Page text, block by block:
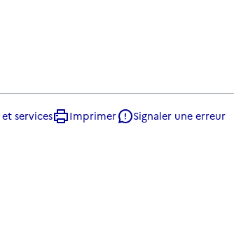
services Imprimer Signaler une erreur